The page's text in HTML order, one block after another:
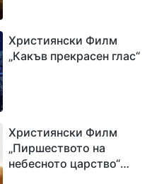
Християнски Филм
„Какъв прекрасен глас“
Християнски Филм
„Пиршеството на
небесното царство“